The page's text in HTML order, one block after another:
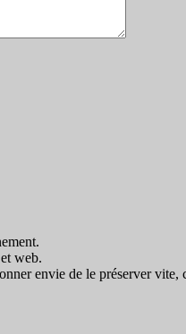
web.
envie de le préserver vite,